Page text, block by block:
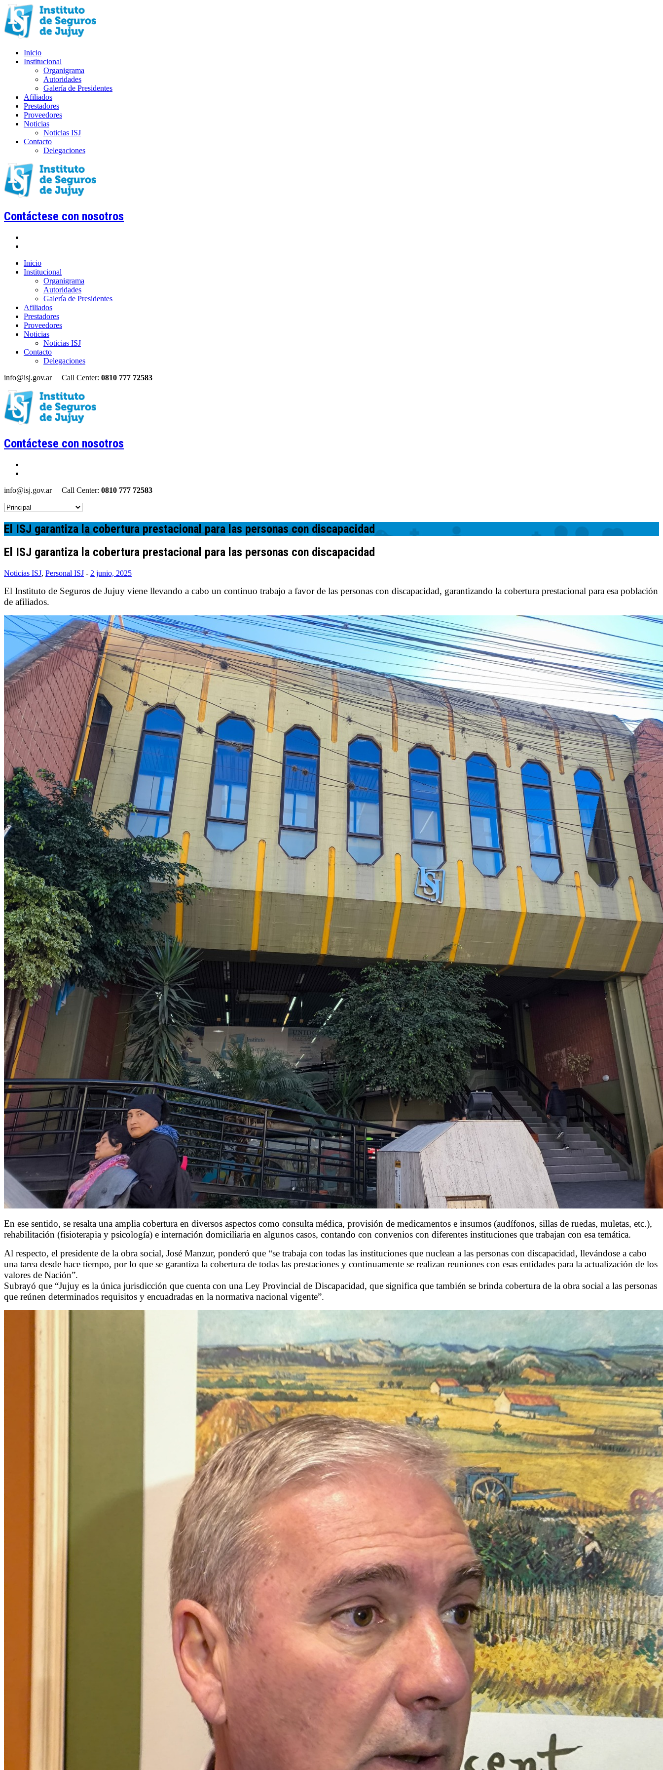
Inicio
Institucional
Organigrama
Autoridades
Galería de Presidentes
Afiliados
Prestadores
Proveedores
Noticias
Noticias ISJ
Contacto
Delegaciones
Contáctese con nosotros
Inicio
Institucional
Organigrama
Autoridades
Galería de Presidentes
Afiliados
Prestadores
Proveedores
Noticias
Noticias ISJ
Contacto
Delegaciones
info@isj.gov.ar
Call Center: 0810 777 72583
Contáctese con nosotros
info@isj.gov.ar Call Center: 0810 777 72583
El ISJ garantiza la cobertura prestacional para las personas con discapacidad
El ISJ garantiza la cobertura prestacional para las personas con discapacidad
Noticias ISJ, Personal ISJ - 2 junio, 2025
El Instituto de Seguros de Jujuy viene llevando a cabo un continuo trabajo a favor de las personas con discapacidad, garantizando la cobertura prestacional para esa población
de afiliados.
En ese sentido, se resalta una amplia cobertura en diversos aspectos como consulta médica, provisión de medicamentos e insumos (audífonos, sillas de ruedas, muletas, etc.),
rehabilitación (fisioterapia y psicología) e internación domiciliaria en algunos casos, contando con convenios con diferentes instituciones que trabajan con esa temática.
Al respecto, el presidente de la obra social, José Manzur, ponderó que “se trabaja con todas las instituciones que nuclean a las personas con discapacidad, llevándose a cabo
una tarea desde hace tiempo, por lo que se garantiza la cobertura de todas las prestaciones y continuamente se realizan reuniones con esas entidades para la actualización de los
valores de Nación”.
Subrayó que “Jujuy es la única jurisdicción que cuenta con una Ley Provincial de Discapacidad, que significa que también se brinda cobertura de la obra social a las personas
que reúnen determinados requisitos y encuadradas en la normativa nacional vigente”.